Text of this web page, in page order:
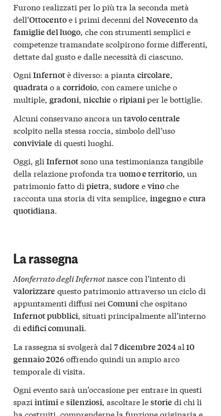
Furono realizzati per lo più tra la seconda metà
dell’Ottocentoe i primi decenni del Novecentoda
famiglie del luogo , che con strumenti semplici e
competenze tramandate scolpirono forme differenti,
dettate dal gusto e dalle necessità di ciascuno.
Ogni Infernotè diverso: a pianta circolare,
quadratao a corridoio, con camere uniche o
multiple, gradoni, nicchie oripianiper le bottiglie.
Alcuni conservano ancora un tavolo centrale
scolpito nella stessa roccia, simbolo dell’uso
conviviale di questi luoghi.
Oggi, gli Infernotsono una testimonianza tangibile
della relazione profonda tra uomo e territorio, un
patrimonio fatto di pietra, sudore evinoche
racconta una storia di vita semplice, ingegnoecura
quotidiana.
La rassegna
Monferrato degli Infernotnasce con l’intento di
valorizzare questo patrimonio attraverso un ciclo di
appuntamenti diffusi nei Comuniche ospitano
Infernot pubblici, situati principalmente all’interno
di edifici comunali.
La rassegna si svolgerà dal 7 dicembre 2024al10
gennaio 2026offrendo quindi un ampio arco
temporale di visita.
Ogni evento sarà un’occasione per entrare in questi
spazi intimiesilenziosi, ascoltare lestorie di chi li